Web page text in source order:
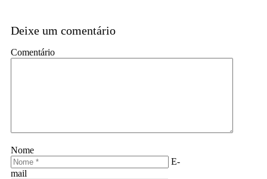
Deixe um comentário
Comentário
Nome
E-
mail